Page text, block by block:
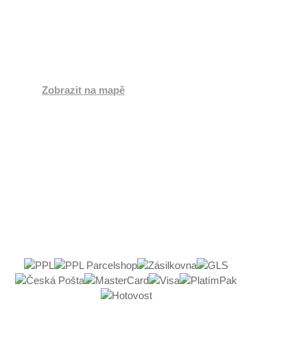
Zobrazit na mapě
Ne:
Zavřeno